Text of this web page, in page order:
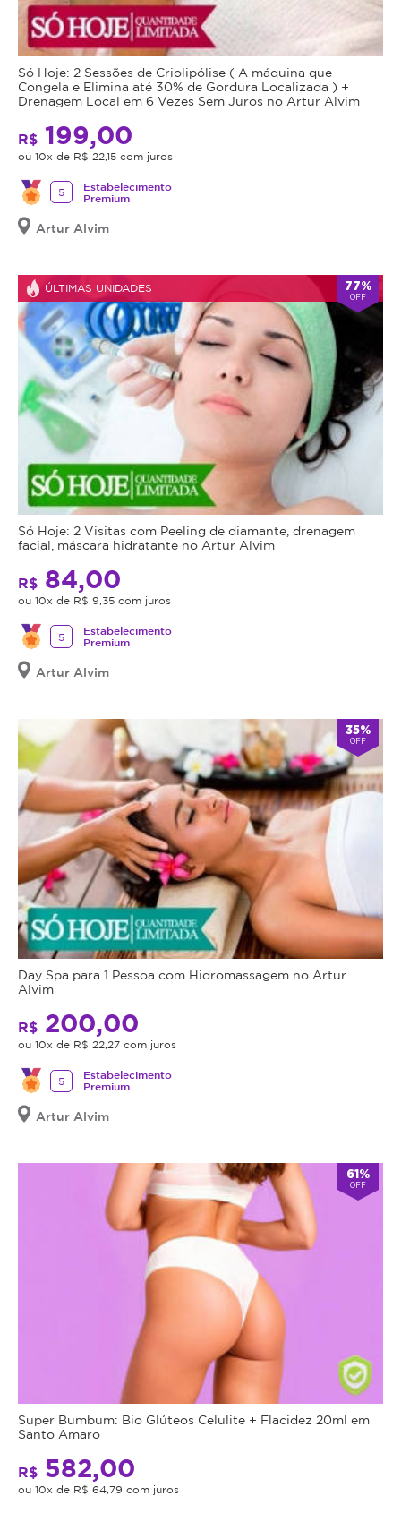
Só Hoje: 2 Sessões de Criolipólise ( A máquina que
Congela e Elimina até 30% de Gordura Localizada ) +
Drenagem Local em 6 Vezes Sem Juros no Artur Alvim
R$ 199,00
ou 10x de R$ 22,15 com juros
5
Estabelecimento
Premium
Artur Alvim
ÚLTIMAS UNIDADES 77%
OFF
Só Hoje: 2 Visitas com Peeling de diamante, drenagem
facial, máscara hidratante no Artur Alvim
R$ 84,00
ou 10x de R$ 9,35 com juros
5
Estabelecimento
Premium
Artur Alvim
35%
OFF
Day Spa para 1 Pessoa com Hidromassagem no Artur
Alvim
R$ 200,00
ou 10x de R$ 22,27 com juros
5
Estabelecimento
Premium
Artur Alvim
61%
OFF
Super Bumbum: Bio Glúteos Celulite + Flacidez 20ml em
Santo Amaro
R$ 582,00
ou 10x de R$ 64,79 com juros